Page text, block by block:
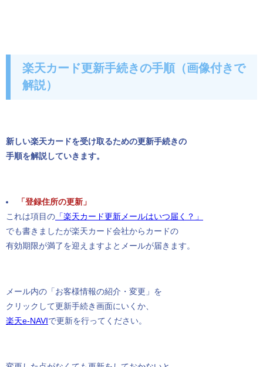
楽天カード更新手続きの手順（画像付きで
解説）
新しい楽天カードを受け取るための更新手続きの
手順を解説していきます。
「登録住所の更新」
これは項目の 「楽天カード更新メールはいつ届く？」
でも書きましたが楽天カード会社からカードの
有効期限が満了を迎えますよとメールが届きます。
メール内の「お客様情報の紹介・変更」を
クリックして更新手続き画面にいくか、
楽天e-NAVIで更新を行ってください。